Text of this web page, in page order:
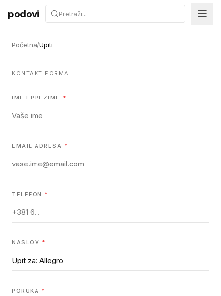
Preskoči na sadržaj
podovi
Početna/Upiti
KONTAKT FORMA
IME I PREZIME *
EMAIL ADRESA *
TELEFON *
NASLOV *
PORUKA *